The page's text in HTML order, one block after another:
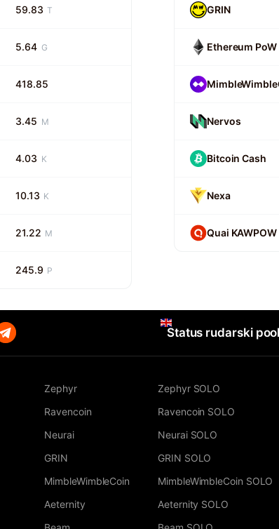
59.83 T
5.64 G
418.85
3.45 M
4.03 K
10.13 K
21.22 M
245.9 P
GRIN
Ethereum PoW
Nervos
Bitcoin Cash
Nexa
Quai KAWPOW
Status rudarski pool
Zephyr
Ravencoin
Neurai
GRIN
MimbleWimbleCoin
Aeternity
Zephyr SOLO
Ravencoin SOLO
Neurai SOLO
GRIN SOLO
MimbleWimbleCoin SOLO
Aeternity SOLO